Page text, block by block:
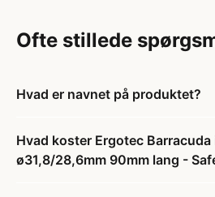
Ofte stillede
Hvad er navnet på produktet?
Hvad koster Ergotec
ø31,8/28,6mm 90mm lang -